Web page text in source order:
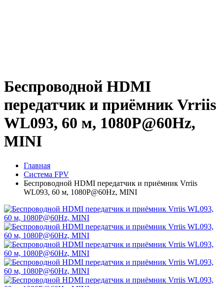
Беспроводной HDMI
передатчик и приёмник Vrriis
WL093, 60 м, 1080P@60Hz,
MINI
Главная
Система FPV
Беспроводной HDMI передатчик и приёмник Vrriis
WL093, 60 м, 1080P@60Hz, MINI